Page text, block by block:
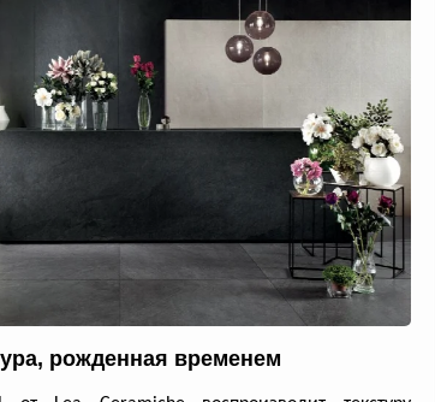
рожденная временем